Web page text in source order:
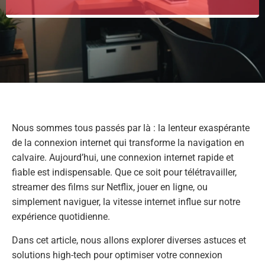
Nous sommes tous passés par là : la lenteur exaspérante
de la connexion internet qui transforme la navigation en
calvaire. Aujourd’hui, une connexion internet rapide et
fiable est indispensable. Que ce soit pour télétravailler,
streamer des films sur Netflix, jouer en ligne, ou
simplement naviguer, la vitesse internet influe sur notre
expérience quotidienne.
Dans cet article, nous allons explorer diverses astuces et
solutions high-tech pour optimiser votre connexion